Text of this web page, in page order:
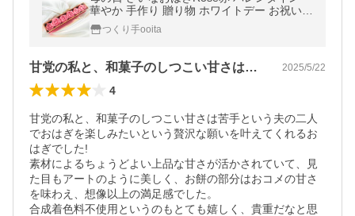
華やか 手作り 贈り物 ホワイトデー お祝い
ギフト 花 母の日 天然素材 ケーキタイプのお
はぎつくり手ooita
甘党の私と、和菓子のしつこい甘さは苦手… 2025/5/22
4
甘党の私と、和菓子のしつこい甘さは苦手という夫の二人
でおはぎを楽しみたいという贅沢な願いを叶えてくれるお
はぎでした!
素材によるちょうどよい上品な甘さが活かされていて、見
た目もアートのように美しく、お餅の部分はおコメの甘さ
を味わえ、想像以上の満足感でした。
合成着色料不使用というのもとても嬉しく、貴重だなと思